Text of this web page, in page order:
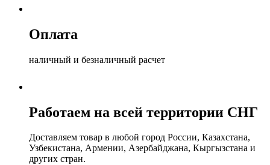
Оплата
наличный и безналичный расчет
Работаем на всей территории СНГ
Доставляем товар в любой город России, Казахстана,
Узбекистана, Армении, Азербайджана, Кыргызстана и
других стран.